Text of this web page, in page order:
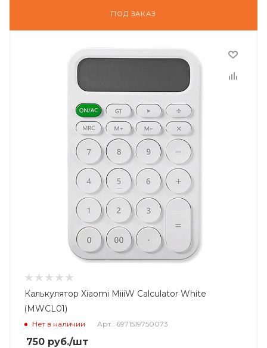
ПОД ЗАКАЗ
Калькулятор Xiaomi MiiiW Calculator White
(MWCL01)
Нет в наличии Арт.: 6971519750073
750 руб./шт